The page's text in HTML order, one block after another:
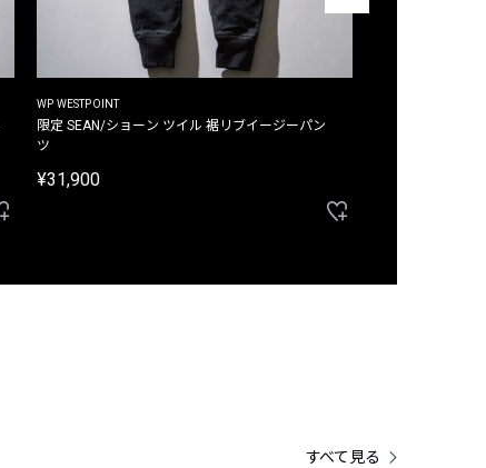
WP WESTPOINT
限定 SEAN/ショーン ツイル 裾リブイージーパン
ツ
¥31,900
すべて見る